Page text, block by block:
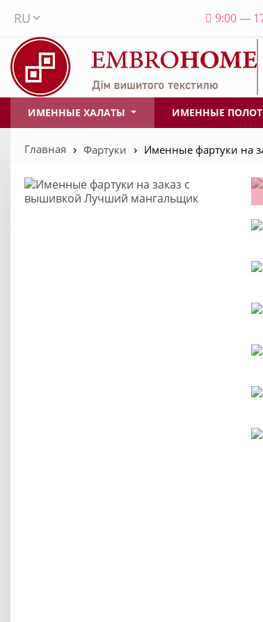
RU 9:00 —
ИМЕННЫЕ ХАЛАТЫ ИМЕННЫЕ
Главная Фартуки Именные фартуки на